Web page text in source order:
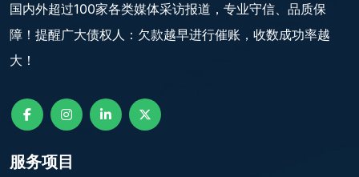
国内外超过100家各类媒体采访报道，专业守信、品质保
障！提醒广大债权人：欠款越早进行催账，收数成功率越
大！
服务项目